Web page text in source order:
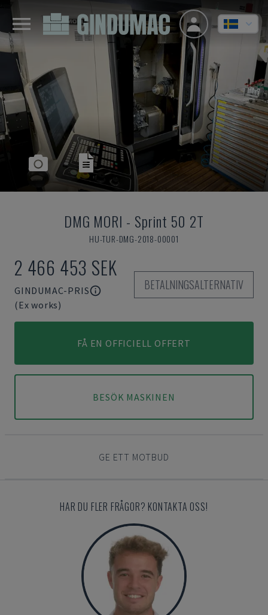
DMG MORI - Sprint 50 2T
HU-TUR-DMG-2018-00001
2 466 453 SEK
GINDUMAC-PRIS
(Ex works)
BETALNINGSALTERNATIV
FÅ EN OFFICIELL OFFERT
BESÖK MASKINEN
GE ETT MOTBUD
HAR DU FLER FRÅGOR? KONTAKTA OSS!